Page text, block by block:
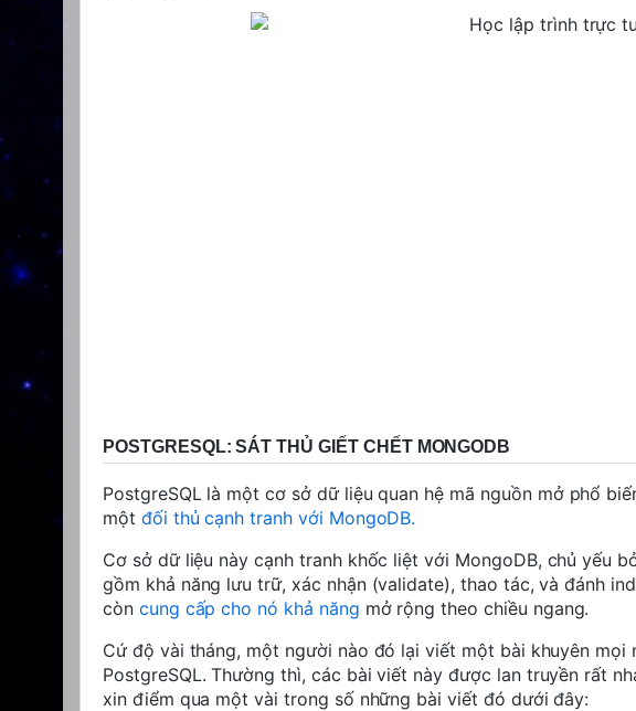
POSTGRESQL: SÁT THỦ GIẾT CHẾT MONGODB
PostgreSQL là một cơ sở dữ liệu quan hệ mã nguồn mở phổ
một đối thủ cạnh tranh với MongoDB.
Cơ sở dữ liệu nàycạnh tranh khốc liệt với MongoDB, chủ yếu
gồm khả năng lưu trữ, xác nhận (validate), thao tác, và đánh
còn cung cấp cho nó khả năng mở rộng theo chiều ngang.
Cứ độ vài tháng, một người nào đó lại viết một bài khuyên mọi
PostgreSQL. Thường thì, các bài viết này được lan truyền rất
xin điểm qua một vài trong số những bài viết đó dưới đây: